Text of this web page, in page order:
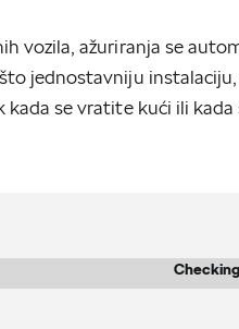
vozila, ažuriranja se
jednostavniju
kada se vratite kući ili